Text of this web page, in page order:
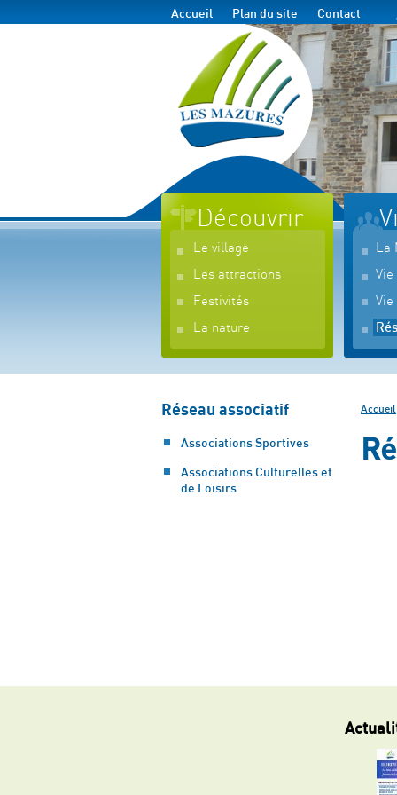
Accueil Plan du site Contact
Découvrir
Le village
Les attractions
Festivités
La nature
La
Vie
Vie
Réseau associatif
Associations Sportives
Associations Culturelles et
de Loisirs
Accueil